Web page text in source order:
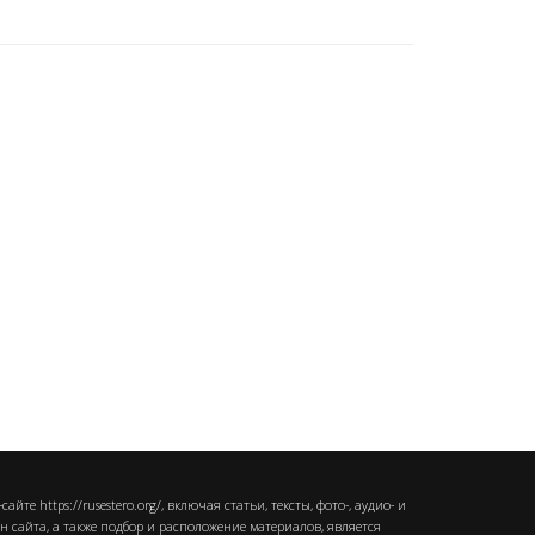
https://rusestero.org/, включая статьи, тексты, фото-, аудио- и
а также подбор и расположение материалов, является